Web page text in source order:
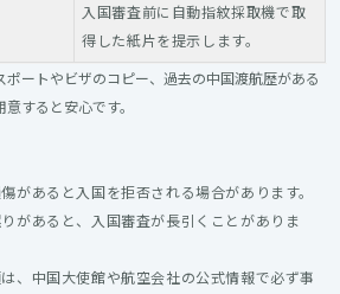
入国審査前に自動指紋採取機で取
得した紙片を提示します。
ポートやビザのコピー、過去の中国渡航歴がある
すると安心です。
があると入国を拒否される場合があります。
があると、入国審査が長引くことがありま
、中国大使館や航空会社の公式情報で必ず事